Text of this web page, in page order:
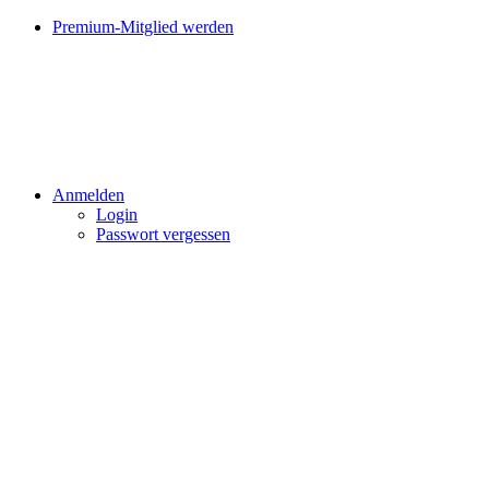
Premium-Mitglied werden
Anmelden
Login
Passwort vergessen